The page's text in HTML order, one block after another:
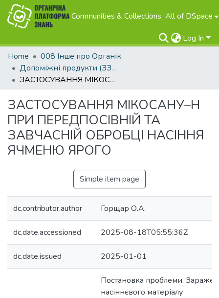
Communities & Collections All of DSpace
Log In
Home
008 Інше про Органік
Допоміжні продукти (ЗЗР, добрива та інше)
ЗАСТОСУВАННЯ МІКОСАНУ–Н ПРИ ПЕРЕДПОСІВНІЙ ТА ЗАВЧАСНІЙ ОБРОБЦІ НАСІННЯ ЯЧМЕНЮ ЯРОГО
ЗАСТОСУВАННЯ МІКОСАНУ–Н
ПРИ ПЕРЕДПОСІВНІЙ ТА
ЗАВЧАСНІЙ ОБРОБЦІ НАСІННЯ
ЯЧМЕНЮ ЯРОГО
Simple item page
dc.contributor.author Горщар О.А.
dc.date.accessioned 2025-08-18T05:55:36Z
dc.date.issued 2025-01-01
Постановка проблеми.
насіннєвого матеріалу